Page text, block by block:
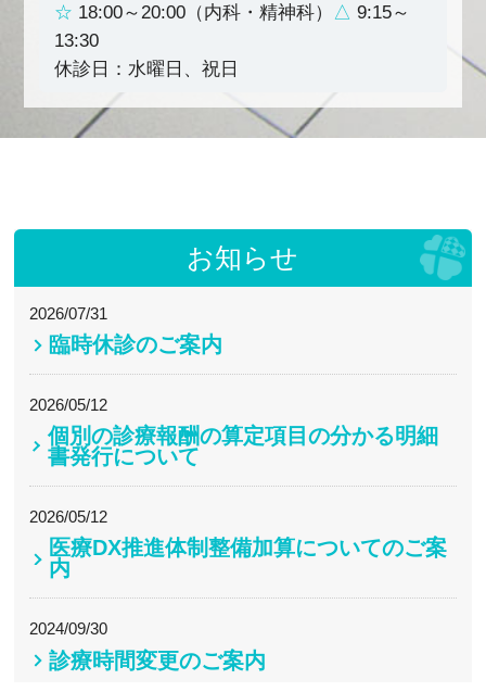
☆ 18:00～20:00（内科・精神科） △ 9:15～
13:30
休診日：水曜日、祝日
お知らせ
2026/07/31
臨時休診のご案内
2026/05/12
個別の診療報酬の算定項目の分かる明細
書発行について
2026/05/12
医療DX推進体制整備加算についてのご案
内
2024/09/30
診療時間変更のご案内